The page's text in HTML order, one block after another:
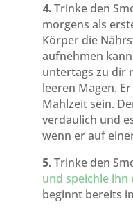
4.Trinke den
morgens als
Körper die
aufnehmen
untertags zu dir
leeren Magen.
Mahlzeit sein.
verdaulich und
wenn er auf
5.Trinke den
und speichle ihn
beginnt bereits